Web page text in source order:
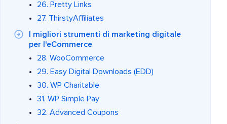
26. Pretty Links
27. ThirstyAffiliates
I migliori strumenti di marketing digitale
per l'eCommerce
28. WooCommerce
29. Easy Digital Downloads (EDD)
30. WP Charitable
31. WP Simple Pay
32. Advanced Coupons